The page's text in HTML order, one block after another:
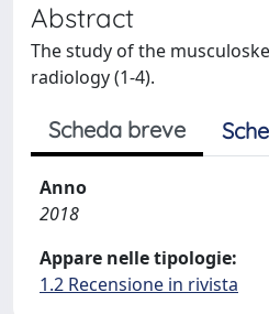
Abstract
The study of the
radiology (1-4).
Scheda breve
Anno
2018
Appare nelle tipologie:
1.2 Recensione in rivista